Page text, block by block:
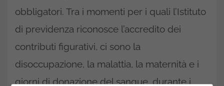
obbligatori. Tra i momenti per i quali l’Istituto
di previdenza riconosce l’accredito dei
contributi figurativi, ci sono la
disoccupazione, la malattia, la maternità e i
giorni di donazione del sangue, durante i